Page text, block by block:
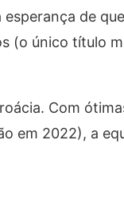
de
(o único título
Com
em 2022), a